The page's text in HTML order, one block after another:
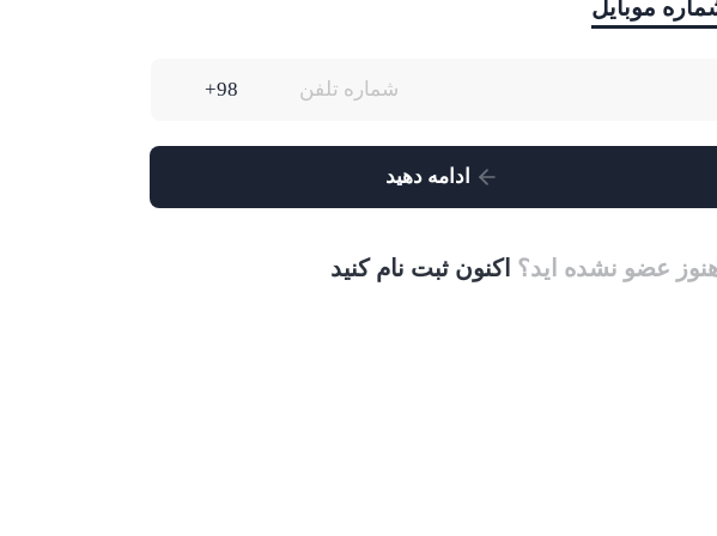
موبایل
ادامه دهید
هنوز عضو نشده اید؟ اکنون ثبت نام کنید